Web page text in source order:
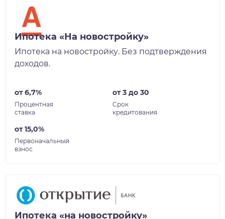
Ипотека «На новостройку»
Ипотека на новостройку. Без подтверждения
доходов.
от 6,7%
Процентная
ставка
от 3 до 30
Срок
кредитования
от 15,0%
Первоначальный
взнос
Ипотека «на новостройку»